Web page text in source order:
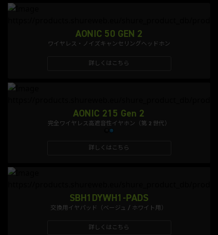
AONIC 50 GEN 2
ワイヤレス・ノイズキャンセリングヘッドホン
詳しくはこちら
AONIC 215 Gen 2
完全ワイヤレス高遮音性イヤホン（第 2 世代）
詳しくはこちら
SBH1DYWH1-PADS
交換用イヤパッド（ベージュ / ホワイト用）
詳しくはこちら